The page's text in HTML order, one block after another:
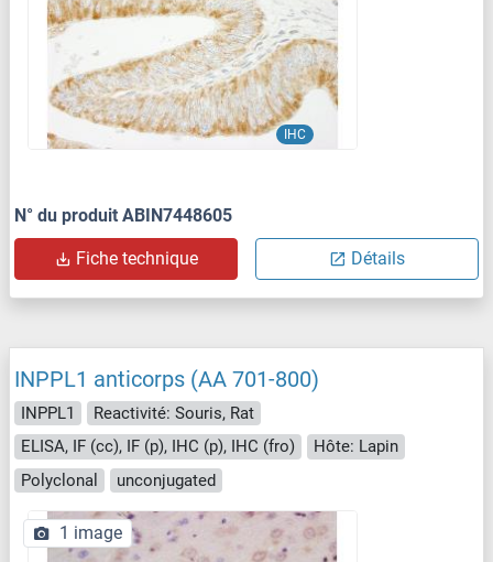
IHC
N° du produit ABIN7448605
Fiche technique Détails
INPPL1 anticorps (AA 701-800)
INPPL1
Reactivité: Souris, Rat
ELISA, IF (cc), IF (p), IHC (p), IHC (fro)
Hôte: Lapin
Polyclonal
unconjugated
1 image